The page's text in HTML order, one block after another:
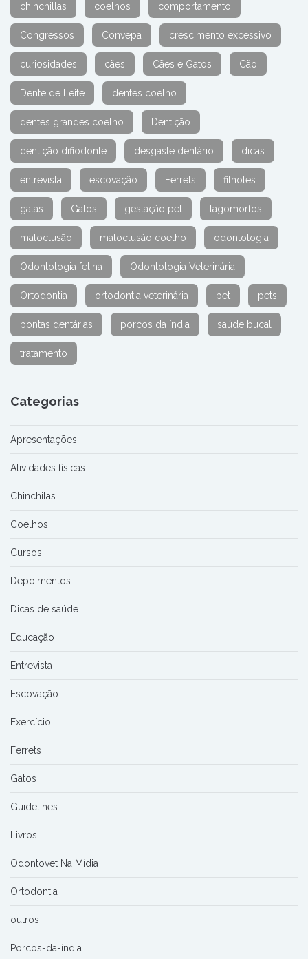
chinchillas coelhos comportamento
Congressos Convepa crescimento excessivo
curiosidades cães Cães e Gatos Cão
Dente de Leite dentes coelho
dentes grandes coelho Dentição
dentição difiodonte desgaste dentário dicas
entrevista escovação Ferrets filhotes
gatas Gatos gestação pet lagomorfos
maloclusão maloclusão coelho odontologia
Odontologia felina Odontologia Veterinária
Ortodontia ortodontia veterinária pet pets
pontas dentárias porcos da índia saúde bucal
tratamento
Categorias
Apresentações
Atividades físicas
Chinchilas
Coelhos
Cursos
Depoimentos
Dicas de saúde
Educação
Entrevista
Escovação
Exercício
Ferrets
Gatos
Guidelines
Livros
Odontovet Na Mídia
Ortodontia
outros
Porcos-da-índia